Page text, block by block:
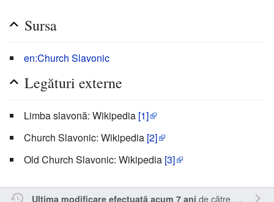
Sursa
en:Church Slavonic
Legături externe
Limba slavonă: Wikipedia [1]
Church Slavonic: Wikipedia [2]
Old Church Slavonic: Wikipedia [3]
Ultima modificare efectuată acum 7 ani de către Sîmbotin